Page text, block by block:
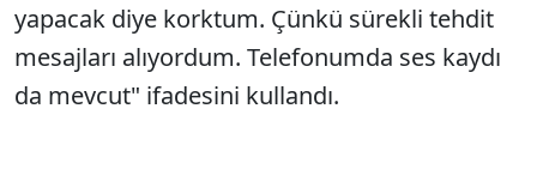
yapacak diye korktum. Çünkü sürekli tehdit
mesajları alıyordum. Telefonumda ses kaydı
da mevcut" ifadesini kullandı.